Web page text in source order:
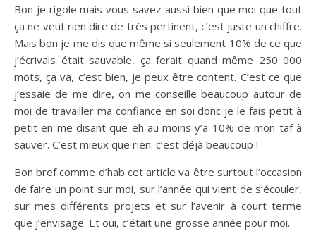
Bon je rigole mais vous savez aussi bien que moi que tout
ça ne veut rien dire de très pertinent, c’est juste un chiffre.
Mais bon je me dis que même si seulement 10% de ce que
j’écrivais était sauvable, ça ferait quand même 250 000
mots, ça va, c’est bien, je peux être content. C’est ce que
j’essaie de me dire, on me conseille beaucoup autour de
moi de travailler ma confiance en soi donc je le fais petit à
petit en me disant que eh au moins y’a 10% de mon taf à
sauver. C’est mieux que rien: c’est déjà beaucoup !
Bon bref comme d’hab cet article va être surtout l’occasion
de faire un point sur moi, sur l’année qui vient de s’écouler,
sur mes différents projets et sur l’avenir à court terme
que j’envisage. Et oui, c’était une grosse année pour moi.